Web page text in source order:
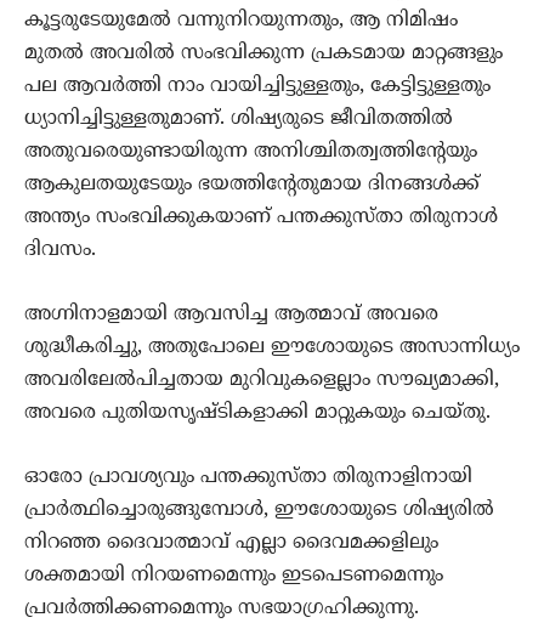
കൂട്ടരുടേയുമേൽ വന്നുനിറയുന്നതും, ആ നിമിഷം
മുതൽ അവരിൽ സംഭവിക്കുന്ന പ്രകടമായ മാറ്റങ്ങളും
പല ആവർത്തി നാം വായിച്ചിട്ടുള്ളതും, കേട്ടിട്ടുള്ളതും
ധ്യാനിച്ചിട്ടുള്ളതുമാണ്‌. ശിഷ്യരുടെ ജീവിതത്തിൽ
അതുവരെയുണ്ടായിരുന്ന അനിശ്ചിതത്വത്തിന്റേയും
ആകുലതയുടേയും ഭയത്തിന്റേതുമായ ദിനങ്ങൾക്ക്‌
അന്ത്യം സംഭവിക്കുകയാണ്‌ പന്തക്കുസ്താ തിരുനാൾ
ദിവസം.
അഗ്നിനാളമായി ആവസിച്ച ആത്മാവ്‌ അവരെ
ശുദ്ധീകരിച്ചു, അതുപോലെ ഈശോയുടെ അസാന്നിധ്യം
അവരിലേൽപിച്ചതായ മുറിവുകളെല്ലാം സൗഖ്യമാക്കി,
അവരെ പുതിയസൃഷ്ടികളാക്കി മാറ്റുകയും ചെയ്തു.
ഓരോ പ്രാവശ്യവും പന്തക്കുസ്താ തിരുനാളിനായി
പ്രാർത്ഥിച്ചൊരുങ്ങുമ്പോൾ, ഈശോയുടെ ശിഷ്യരിൽ
നിറഞ്ഞ ദൈവാത്മാവ്‌ എല്ലാ ദൈവമക്കളിലും
ശക്തമായി നിറയണമെന്നും ഇടപെടണമെന്നും
പ്രവർത്തിക്കണമെന്നും സഭയാഗ്രഹിക്കുന്നു.